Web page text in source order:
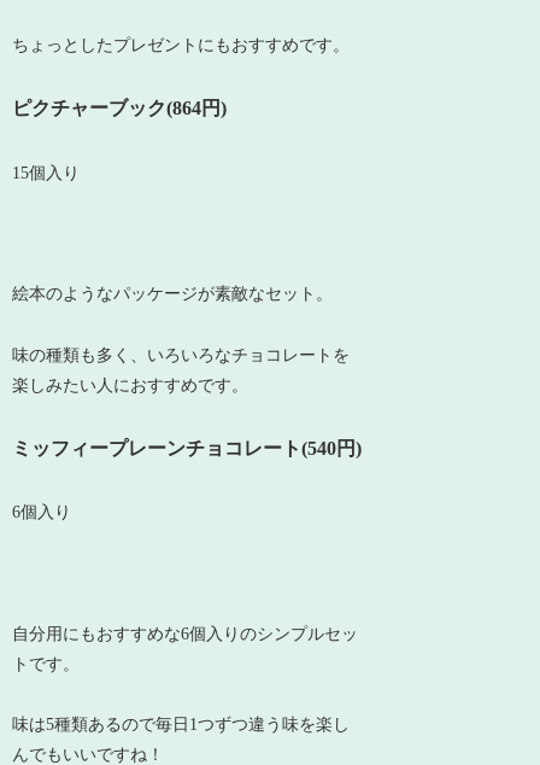
ちょっとしたプレゼントにもおすすめです。
ピクチャーブック(864円)
15個入り
絵本のようなパッケージが素敵なセット。
味の種類も多く、いろいろなチョコレートを
楽しみたい人におすすめです。
ミッフィープレーンチョコレート(540円)
6個入り
自分用にもおすすめな6個入りのシンプルセッ
トです。
味は5種類あるので毎日1つずつ違う味を楽し
んでもいいですね！